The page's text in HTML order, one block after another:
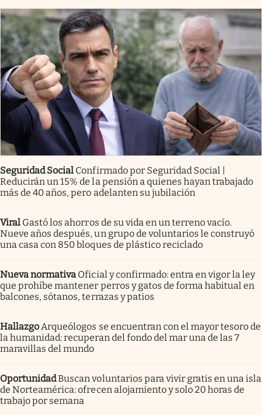
Seguridad Social Confirmado por Seguridad Social |
Reducirán un 15% de la pensión a quienes hayan trabajado
más de 40 años, pero adelanten su jubilación
Viral Gastó los ahorros de su vida en un terreno vacío.
Nueve años después, un grupo de voluntarios le construyó
una casa con 850 bloques de plástico reciclado
Nueva normativa Oficial y confirmado: entra en vigor la ley
que prohíbe mantener perros y gatos de forma habitual en
balcones, sótanos, terrazas y patios
Hallazgo Arqueólogos se encuentran con el mayor tesoro de
la humanidad: recuperan del fondo del mar una de las 7
maravillas del mundo
OportunidadBuscan voluntarios para vivir gratis en una isla
de Norteamérica: ofrecen alojamiento y solo 20 horas de
trabajo por semana